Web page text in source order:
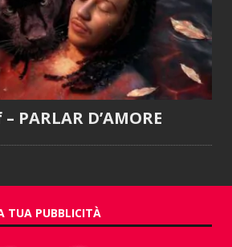
PARLAR D’AMORE
TUA PUBBLICITÀ